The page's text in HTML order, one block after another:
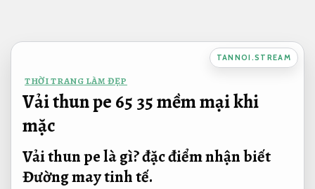
nội
TANNOI.STREAM
THỜI TRANG LÀM ĐẸP
Vải thun pe 65 35 mềm mại khi
mặc
Vải thun pe là gì? đặc điểm nhận biết
Đường may tinh tế.